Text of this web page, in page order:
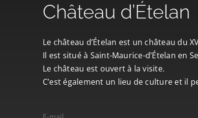
Le château d’Ételan est un château du
Il est situé à Saint-Maurice-d’Ételan en
Le château est ouvert à la visite.
C’est également un lieu de culture et il